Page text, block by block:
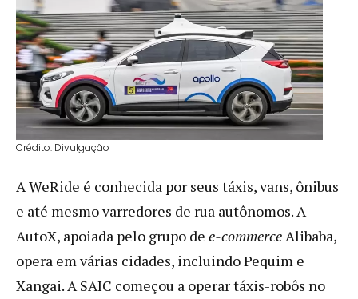
Crédito: Divulgação
A WeRide é conhecida por seus táxis, vans, ônibus
e até mesmo varredores de rua autônomos. A
AutoX, apoiada pelo grupo de e-commerceAlibaba,
opera em várias cidades, incluindo Pequim e
Xangai. A SAIC começou a operar táxis-robôs no